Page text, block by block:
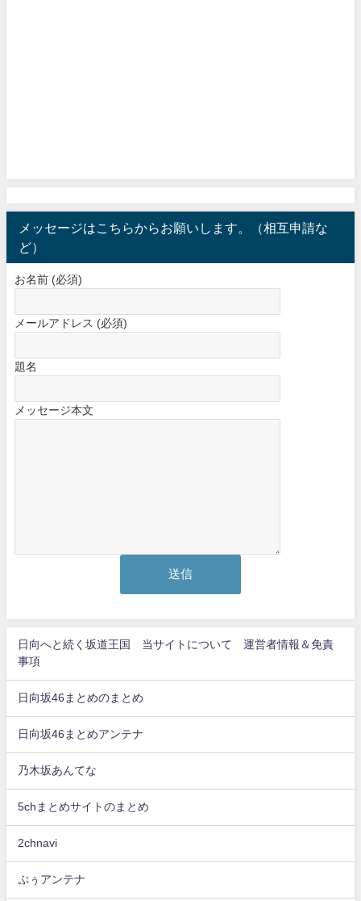
メッセージはこちらからお願いします。（相互申請な
ど）
お名前 (必須)
メールアドレス (必須)
題名
メッセージ本文
日向へと続く坂道王国 当サイトについて 運営者情報＆免責
事項
日向坂46まとめのまとめ
日向坂46まとめアンテナ
乃木坂あんてな
5chまとめサイトのまとめ
2chnavi
ぷぅアンテナ